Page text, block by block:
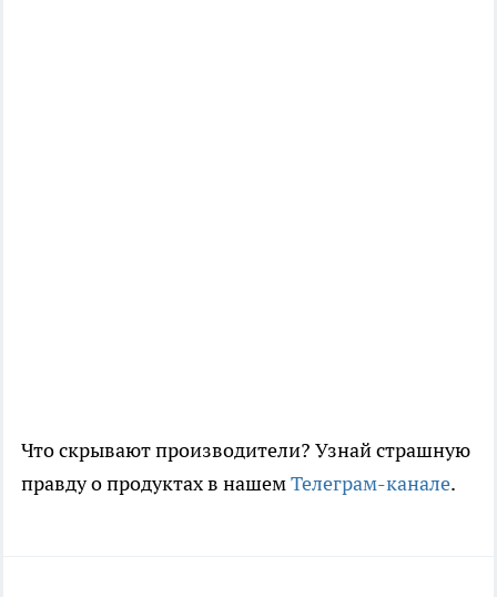
Что скрывают производители? Узнай страшную
правду о продуктах в нашемТелеграм-канале.